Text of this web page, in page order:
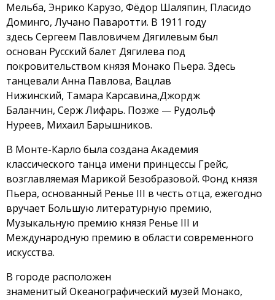
Мельба, Энрико Карузо, Фёдор Шаляпин, Пласидо
Доминго, Лучано Паваротти. В 1911 году
здесь Сергеем Павловичем Дягилевым был
основан Русский балет Дягилева под
покровительством князя Монако Пьера. Здесь
танцевали Анна Павлова, Вацлав
Нижинский, Тамара Карсавина,Джордж
Баланчин, Серж Лифарь. Позже — Рудольф
Нуреев, Михаил Барышников.
В Монте-Карло была создана Академия
классического танца имени принцессы Грейс,
возглавляемая Марикой Безобразовой. Фонд князя
Пьера, основанный Ренье III в честь отца, ежегодно
вручает Большую литературную премию,
Музыкальную премию князя Ренье III и
Международную премию в области современного
искусства.
В городе расположен
знаменитый Океанографический музей Монако,